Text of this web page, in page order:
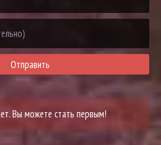
Отправить
Вы можете стать первым!